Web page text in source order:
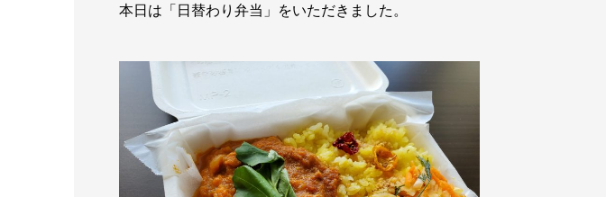
本日は「日替わり弁当」をいただきました。